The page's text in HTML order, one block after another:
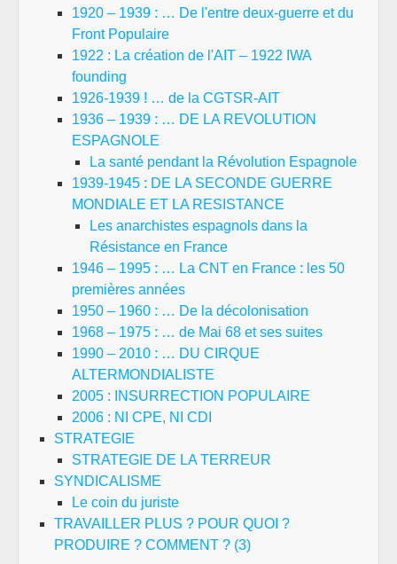
1920 – 1939 : … De l'entre deux-guerre et du
Front Populaire
1922 : La création de l'AIT – 1922 IWA
founding
1926-1939 ! … de la CGTSR-AIT
1936 – 1939 : … DE LA REVOLUTION
ESPAGNOLE
La santé pendant la Révolution Espagnole
1939-1945 : DE LA SECONDE GUERRE
MONDIALE ET LA RESISTANCE
Les anarchistes espagnols dans la
Résistance en France
1946 – 1995 : … La CNT en France : les 50
premières années
1950 – 1960 : … De la décolonisation
1968 – 1975 : … de Mai 68 et ses suites
1990 – 2010 : … DU CIRQUE
ALTERMONDIALISTE
2005 : INSURRECTION POPULAIRE
2006 : NI CPE, NI CDI
STRATEGIE
STRATEGIE DE LA TERREUR
SYNDICALISME
Le coin du juriste
TRAVAILLER PLUS ? POUR QUOI ?
PRODUIRE ? COMMENT ? (3)